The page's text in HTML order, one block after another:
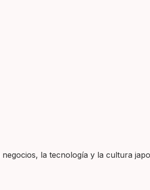
la tecnología y la cultura